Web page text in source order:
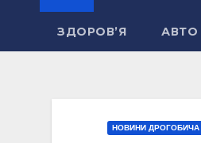
ЗДОРОВ’Я АВТО
НОВИНИ ДРОГОБИЧА